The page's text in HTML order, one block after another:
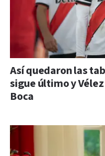
Así quedaron las
sigue último y
Boca